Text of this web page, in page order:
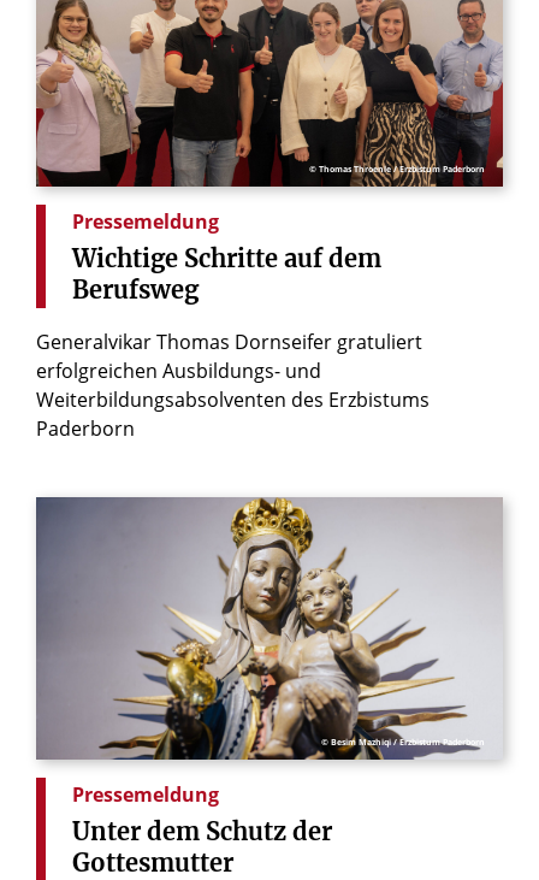
© Thomas Throenle / Erzbistum Paderborn
Pressemeldung
Wichtige Schritte auf dem
Berufsweg
Generalvikar Thomas Dornseifer gratuliert
erfolgreichen Ausbildungs- und
Weiterbildungsabsolventen des Erzbistums
Paderborn
© Besim Mazhiqi / Erzbistum Paderborn
Pressemeldung
Unter dem Schutz der
Gottesmutter